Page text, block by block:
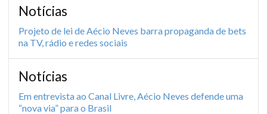
Notícias
Projeto de lei de Aécio Neves barra propaganda de bets
na TV, rádio e redes sociais
Notícias
Em entrevista ao Canal Livre, Aécio Neves defende uma
“nova via” para o Brasil